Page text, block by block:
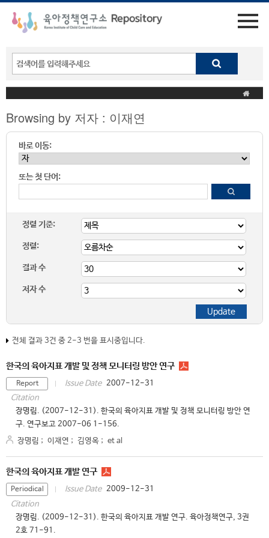
Browsing by 저자 : 이재연
바로 이동:
또는 첫 단어:
정렬 기준:
정렬:
결과 수
저자 수
전체 결과 3건 중 2-3 번을 표시중입니다.
한국의 육아지표 개발 및 정책 모니터링 방안 연구
Report Issue Date 2007-12-31
Citation
장명림. (2007-12-31). 한국의 육아지표 개발 및 정책 모니터링 방안 연
구. 연구보고 2007-06 1-156.
장명림 ; 이재연 ; 김영옥 ; et al
한국의 육아지표 개발 연구
Periodical Issue Date 2009-12-31
Citation
장명림. (2009-12-31). 한국의 육아지표 개발 연구. 육아정책연구, 3권
2호 71-91.